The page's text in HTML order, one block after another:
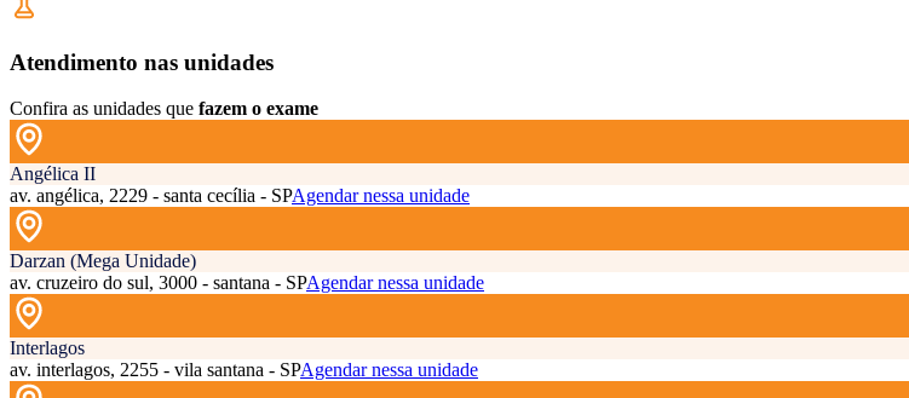
Atendimento nas unidades
Confira as unidades que fazem o exame
Angélica II
av. angélica, 2229 - santa cecília - SPAgendar nessa unidade
Darzan (Mega Unidade)
av. cruzeiro do sul, 3000 - santana - SPAgendar nessa unidade
Interlagos
av. interlagos, 2255 - vila santana - SPAgendar nessa unidade